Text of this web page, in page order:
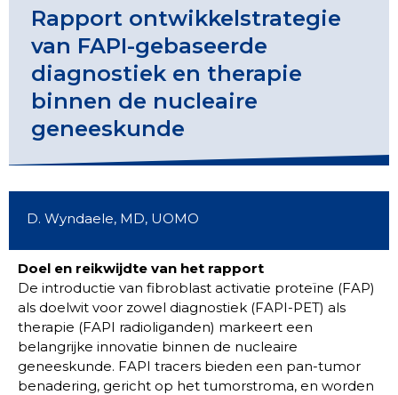
Rapport ontwikkelstrategie
van FAPI-gebaseerde
diagnostiek en therapie
binnen de nucleaire
geneeskunde
D. Wyndaele, MD, UOMO
Doel en reikwijdte van het rapport
De introductie van fibroblast activatie proteïne (FAP)
als doelwit voor zowel diagnostiek (FAPI-PET) als
therapie (FAPI radioliganden) markeert een
belangrijke innovatie binnen de nucleaire
geneeskunde. FAPI tracers bieden een pan-tumor
benadering, gericht op het tumorstroma, en worden